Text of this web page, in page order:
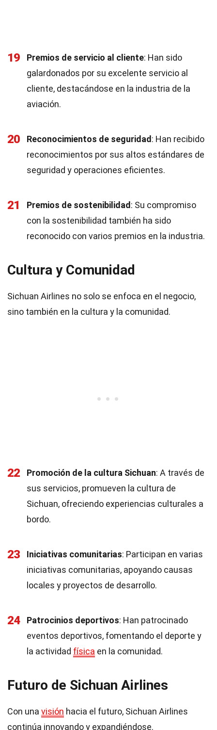
19 Premios de servicio al cliente: Han sido
galardonados por su excelente servicio al
cliente, destacándose en la industria de la
aviación.
20 Reconocimientos de seguridad : Han recibido
reconocimientos por sus altos estándares de
seguridad y operaciones eficientes.
21 Premios de sostenibilidad : Su compromiso
con la sostenibilidad también ha sido
reconocido con varios premios en la industria.
Cultura y Comunidad
Sichuan Airlines no solo se enfoca en el negocio,
sino también en la cultura y la comunidad.
22 Promoción de la cultura Sichuan: A través de
sus servicios, promueven la cultura de
Sichuan, ofreciendo experiencias culturales a
bordo.
23 Iniciativas comunitarias: Participan en varias
iniciativas comunitarias, apoyando causas
locales y proyectos de desarrollo.
24 Patrocinios deportivos: Han patrocinado
eventos deportivos, fomentando el deporte y
la actividad física en la comunidad.
Futuro de Sichuan Airlines
Con una visión hacia el futuro, Sichuan Airlines
continúa innovando y expandiéndose.